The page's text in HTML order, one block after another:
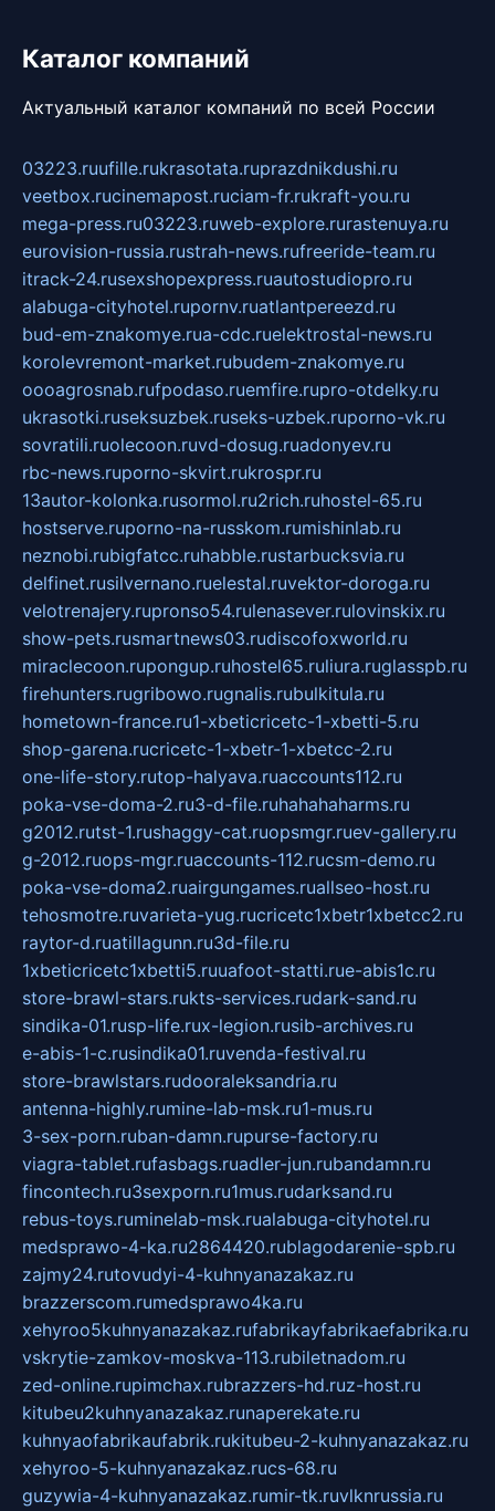
Каталог компаний
Актуальный каталог компаний по всей России
03223.ruufille.rukrasotata.ruprazdnikdushi.ru
veetbox.rucinemapost.ruciam-fr.rukraft-you.ru
mega-press.ru03223.ruweb-explore.rurastenuya.ru
eurovision-russia.rustrah-news.rufreeride-team.ru
itrack-24.rusexshopexpress.ruautostudiopro.ru
alabuga-cityhotel.rupornv.ruatlantpereezd.ru
bud-em-znakomye.rua-cdc.ruelektrostal-news.ru
korolevremont-market.rubudem-znakomye.ru
oooagrosnab.rufpodaso.ruemfire.rupro-otdelky.ru
ukrasotki.ruseksuzbek.ruseks-uzbek.ruporno-vk.ru
sovratili.ruolecoon.ruvd-dosug.ruadonyev.ru
rbc-news.ruporno-skvirt.rukrospr.ru
13autor-kolonka.rusormol.ru2rich.ruhostel-65.ru
hostserve.ruporno-na-russkom.rumishinlab.ru
neznobi.rubigfatcc.ruhabble.rustarbucksvia.ru
delfinet.rusilvernano.ruelestal.ruvektor-doroga.ru
velotrenajery.rupronso54.rulenasever.rulovinskix.ru
show-pets.rusmartnews03.rudiscofoxworld.ru
miraclecoon.rupongup.ruhostel65.ruliura.ruglasspb.ru
firehunters.rugribowo.rugnalis.rubulkitula.ru
hometown-france.ru1-xbeticricetc-1-xbetti-5.ru
shop-garena.rucricetc-1-xbetr-1-xbetcc-2.ru
one-life-story.rutop-halyava.ruaccounts112.ru
poka-vse-doma-2.ru3-d-file.ruhahahaharms.ru
g2012.rutst-1.rushaggy-cat.ruopsmgr.ruev-gallery.ru
g-2012.ruops-mgr.ruaccounts-112.rucsm-demo.ru
poka-vse-doma2.ruairgungames.ruallseo-host.ru
tehosmotre.ruvarieta-yug.rucricetc1xbetr1xbetcc2.ru
raytor-d.ruatillagunn.ru3d-file.ru
1xbeticricetc1xbetti5.ruuafoot-statti.rue-abis1c.ru
store-brawl-stars.rukts-services.rudark-sand.ru
sindika-01.rusp-life.rux-legion.rusib-archives.ru
e-abis-1-c.rusindika01.ruvenda-festival.ru
store-brawlstars.rudooraleksandria.ru
antenna-highly.rumine-lab-msk.ru1-mus.ru
3-sex-porn.ruban-damn.rupurse-factory.ru
viagra-tablet.rufasbags.ruadler-jun.rubandamn.ru
fincontech.ru3sexporn.ru1mus.rudarksand.ru
rebus-toys.ruminelab-msk.rualabuga-cityhotel.ru
medsprawo-4-ka.ru2864420.rublagodarenie-spb.ru
zajmy24.rutovudyi-4-kuhnyanazakaz.ru
brazzerscom.rumedsprawo4ka.ru
xehyroo5kuhnyanazakaz.rufabrikayfabrikaefabrika.ru
vskrytie-zamkov-moskva-113.rubiletnadom.ru
zed-online.rupimchax.rubrazzers-hd.ruz-host.ru
kitubeu2kuhnyanazakaz.runaperekate.ru
kuhnyaofabrikaufabrik.rukitubeu-2-kuhnyanazakaz.ru
xehyroo-5-kuhnyanazakaz.rucs-68.ru
guzywia-4-kuhnyanazakaz.rumir-tk.ruvlknrussia.ru